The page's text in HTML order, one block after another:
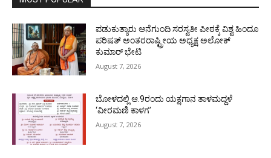
ಪಡುಕುತ್ಯಾರು ಆನೆಗುಂದಿ ಸರಸ್ವತೀ ಪೀಠಕ್ಕೆ ವಿಶ್ವ ಹಿಂದೂ
ಪರಿಷತ್ ಅಂತರರಾಷ್ಟ್ರೀಯ ಅಧ್ಯಕ್ಷ ಅಲೋಕ್
ಕುಮಾರ್ ಭೇಟಿ
August 7, 2026
ಬೋಳದಲ್ಲಿ ಆ.9ರಂದು ಯಕ್ಷಗಾನ ತಾಳಮದ್ದಳೆ
‘ವೀರಮಣಿ ಕಾಳಗ’
August 7, 2026